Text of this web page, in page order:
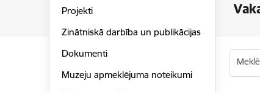
Projekti
Zinātniskā darbība un publikācijas
Dokumenti
Muzeju apmeklējuma noteikumi